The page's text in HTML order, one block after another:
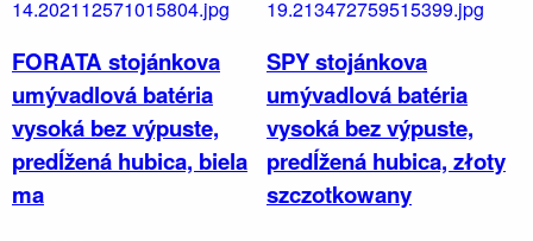
FORATA stojánkova
umývadlová batéria
vysoká bez výpuste,
predĺžená hubica, biela
ma
SPY stojánkova
umývadlová batéria
vysoká bez výpuste,
predĺžená hubica, złoty
szczotkowany